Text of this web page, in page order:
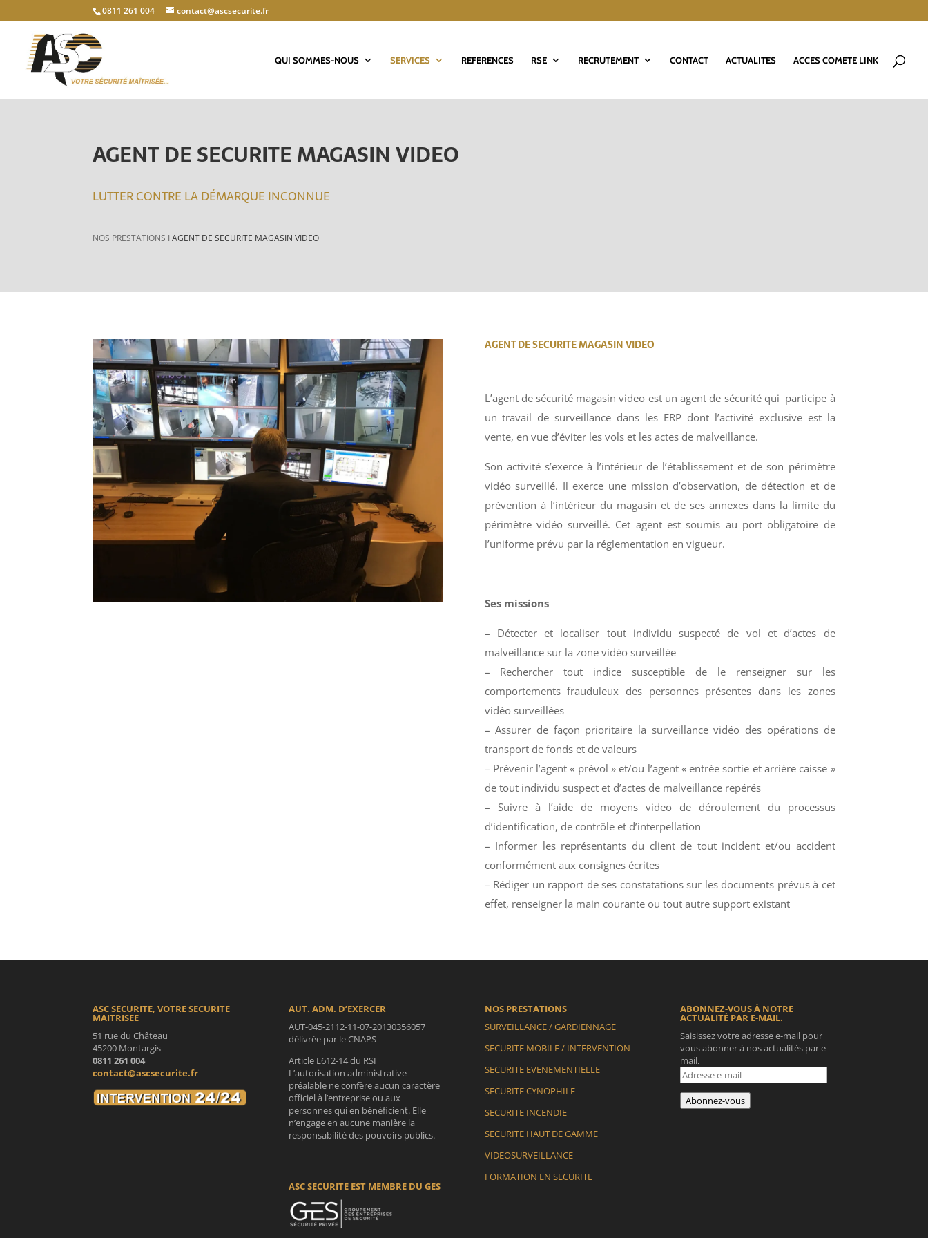
0811 261 004 contact@ascsecurite.fr
QUI SOMMES-NOUS SERVICES REFERENCES RSE RECRUTEMENT CONTACT ACTUALITES ACCES COMETE LINK
AGENT DE SECURITE MAGASIN VIDEO
LUTTER CONTRE LA DÉMARQUE INCONNUE
NOS PRESTATIONS IAGENT DE SECURITE MAGASIN VIDEO
AGENT DE SECURITE MAGASIN VIDEO
L’agent de sécurité magasin video est un agent de sécurité qui participe à
un travail de surveillance dans les ERP dont l’activité exclusive est la
vente, en vue d’éviter les vols et les actes de malveillance.
Son activité s’exerce à l’intérieur de l’établissement et de son périmètre
vidéo surveillé. Il exerce une mission d’observation, de détection et de
prévention à l’intérieur du magasin et de ses annexes dans la limite du
périmètre vidéo surveillé. Cet agent est soumis au port obligatoire de
l’uniforme prévu par la réglementation en vigueur.
Ses missions
– Détecter et localiser tout individu suspecté de vol et d’actes de
malveillance sur la zone vidéo surveillée
– Rechercher tout indice susceptible de le renseigner sur les
comportements frauduleux des personnes présentes dans les zones
vidéo surveillées
– Assurer de façon prioritaire la surveillance vidéo des opérations de
transport de fonds et de valeurs
– Prévenir l’agent « prévol » et/ou l’agent « entrée sortie et arrière caisse »
de tout individu suspect et d’actes de malveillance repérés
– Suivre à l’aide de moyens video de déroulement du processus
d’identification, de contrôle et d’interpellation
– Informer les représentants du client de tout incident et/ou accident
conformément aux consignes écrites
– Rédiger un rapport de ses constatations sur les documents prévus à cet
effet, renseigner la main courante ou tout autre support existant
ASC SECURITE, VOTRE SECURITE
MAITRISEE
51 rue du Château
45200 Montargis
0811 261 004
contact@ascsecurite.fr
AUT. ADM. D’EXERCER
AUT-045-2112-11-07-20130356057
délivrée par le CNAPS
Article L612-14 du RSI
L’autorisation administrative
préalable ne confère aucun caractère
officiel à l’entreprise ou aux
personnes qui en bénéficient. Elle
n’engage en aucune manière la
responsabilité des pouvoirs publics.
ASC SECURITE EST MEMBRE DU GES
NOS PRESTATIONS
SURVEILLANCE / GARDIENNAGE
SECURITE MOBILE / INTERVENTION
SECURITE EVENEMENTIELLE
SECURITE CYNOPHILE
SECURITE INCENDIE
SECURITE HAUT DE GAMME
VIDEOSURVEILLANCE
FORMATION EN SECURITE
ABONNEZ-VOUS À NOTRE
ACTUALITÉ PAR E-MAIL.
Saisissez votre adresse e-mail pour
vous abonner à nos actualités par e-
mail.
Adresse
e-
mail
Abonnez-vous